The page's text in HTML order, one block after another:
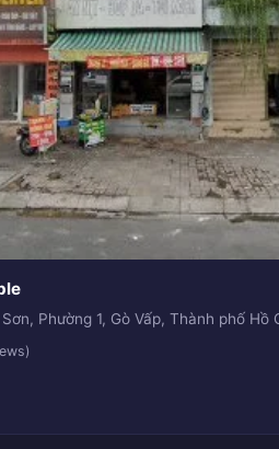
Phường 1, Gò Vấp, Thành phố Hồ